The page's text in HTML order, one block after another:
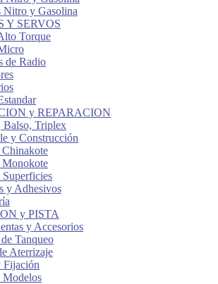
Nitro y Gasolina
Y SERVOS
Torque
de Radio
y REPARACION
Balso, Triplex
y Construcción
Monokote
y Adhesivos
y PISTA
y Accesorios
Tanqueo
Aterrizaje
Fijación
Modelos